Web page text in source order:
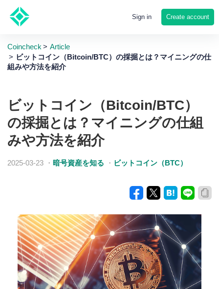
Sign in Create account
Coincheck
Article
ビットコイン（Bitcoin/BTC）の採掘とは？マイニングの仕
組みや方法を紹介
ビットコイン（Bitcoin/BTC）
の採掘とは？マイニングの仕組
みや方法を紹介
2025-03-23 ・ 暗号資産を知る ・ ビットコイン（BTC）